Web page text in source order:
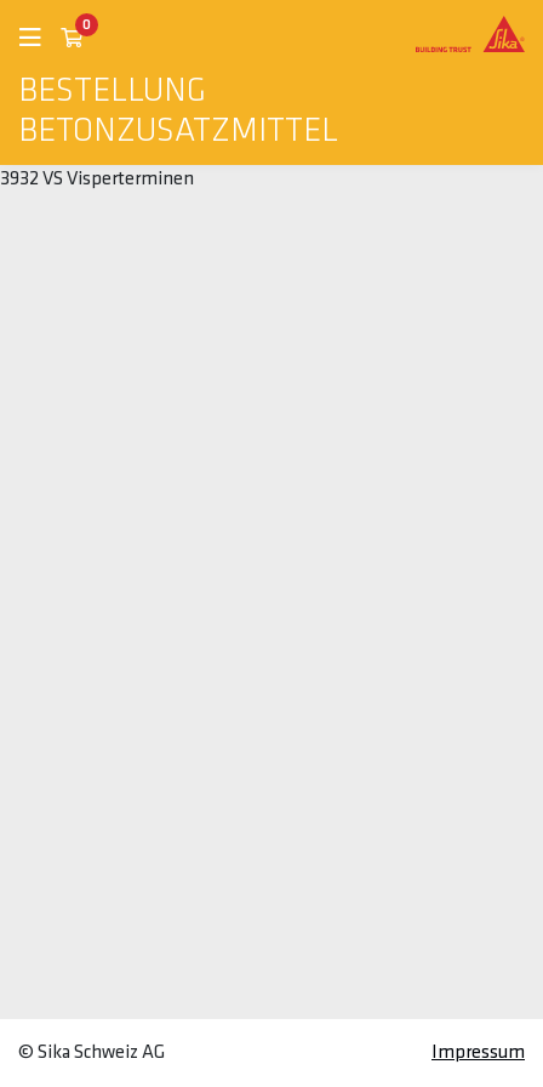
BESTELLUNG
BETONZUSATZMITTEL
0
3932 VS Visperterminen
© Sika Schweiz AG Impressum